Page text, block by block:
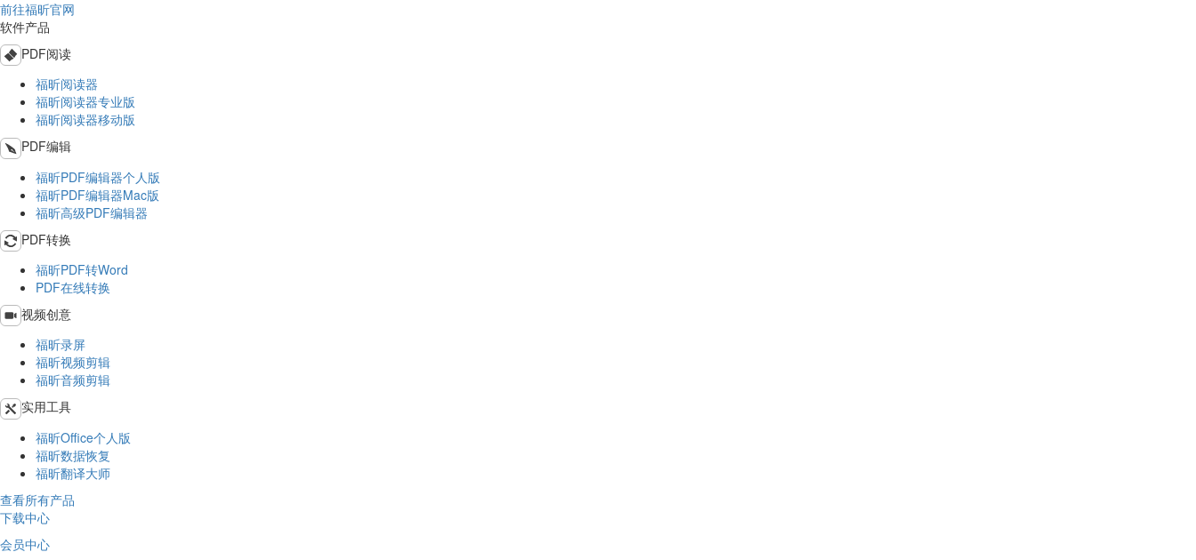
前往福昕官网
软件产品
PDF阅读
福昕阅读器
福昕阅读器专业版
福昕阅读器移动版
PDF编辑
福昕PDF编辑器个人版
福昕PDF编辑器Mac版
福昕高级PDF编辑器
PDF转换
福昕PDF转Word
PDF在线转换
视频创意
福昕录屏
福昕视频剪辑
福昕音频剪辑
实用工具
福昕Office个人版
福昕数据恢复
福昕翻译大师
查看所有产品
下载中心
会员中心